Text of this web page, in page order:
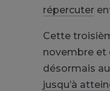
répercuter
Cette
novembre et
désormais
jusqu’à